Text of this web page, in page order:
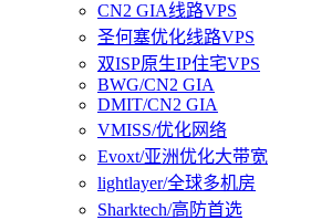
CN2 GIA线路VPS
圣何塞优化线路VPS
双ISP原生IP住宅VPS
BWG/CN2 GIA
DMIT/CN2 GIA
VMISS/优化网络
Evoxt/亚洲优化大带宽
lightlayer/全球多机房
Sharktech/高防首选